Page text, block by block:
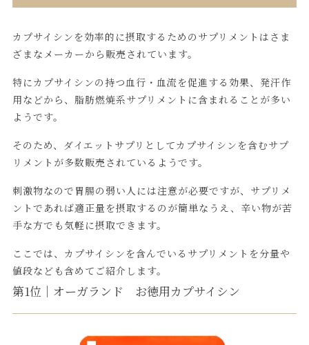
カプサイシンを効率的に摂取するためのサプリメントはさま
ざまなメーカーから販売されています。
特にカプサイシンの持つ血行・血流を促進する効果、発汗作
用などから、脂肪燃焼系サプリメントに含まれることが多い
ようです。
そのため、ダイエットサプリとしてカプサイシンを含むサプ
リメントが多数販売されているようです。
刺激物なので胃腸の弱い人には注意が必要ですが、サプリメ
ントであれば適正量を摂取するのが簡単なうえ、辛い物が苦
手な方でも気軽に摂取できます。
ここでは、カプサイシンを含んでいるサプリメントを分量や
値段なども含めてご紹介します。
第1位｜オーガランド お徳用カプサイシン